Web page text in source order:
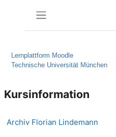
Lernplattform Moodle
Technische Universität München
Kursinformation
Archiv Florian Lindemann